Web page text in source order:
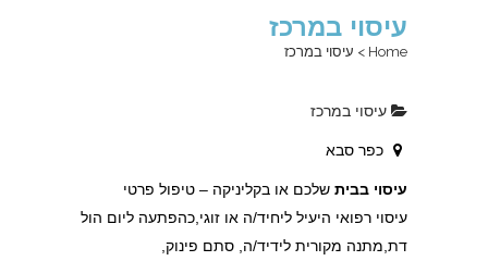
עיסוי במרכז
Home
> עיסוי במרכז
עיסוי במרכז
כפר סבא
עיסוי בבית שלכם או בקליניקה – טיפול פרטי
עיסוי רפואי היעיל ליחיד/ה או זוגי,כהפתעה ליום הול
דת,מתנה מקורית לידיד/ה, סתם פינוק,